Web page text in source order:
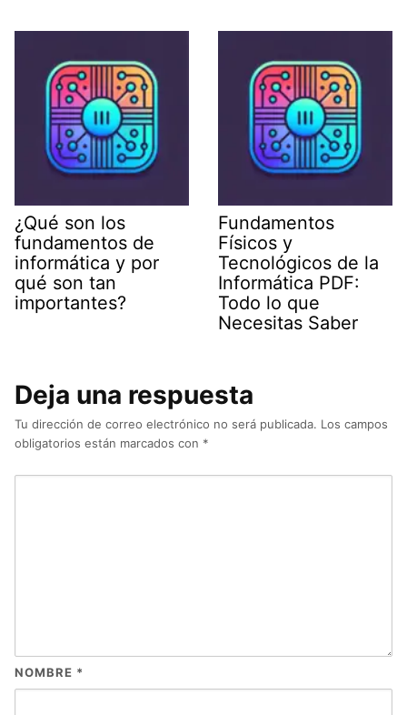
¿Qué son los
fundamentos de
informática y por
qué son tan
importantes?
Fundamentos
Físicos y
Tecnológicos de la
Informática PDF:
Todo lo que
Necesitas Saber
Deja una respuesta
Tu dirección de correo electrónico no será publicada. Los campos
obligatorios están marcados con *
NOMBRE *